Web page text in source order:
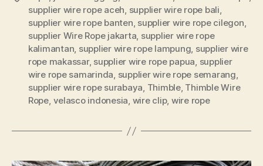
supplier wire rope aceh, supplier wire rope bali,
supplier wire rope banten, supplier wire rope cilegon,
supplier Wire Rope jakarta, supplier wire rope
kalimantan, supplier wire rope lampung, supplier wire
rope makassar, supplier wire rope papua, supplier
wire rope samarinda, supplier wire rope semarang,
supplier wire rope surabaya, Thimble, Thimble Wire
Rope, velasco indonesia, wire clip, wire rope